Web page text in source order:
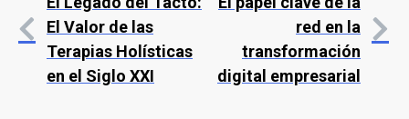
El Valor de las
Terapias Holísticas
en el Siglo XXI
red en la
transformación
digital empresarial